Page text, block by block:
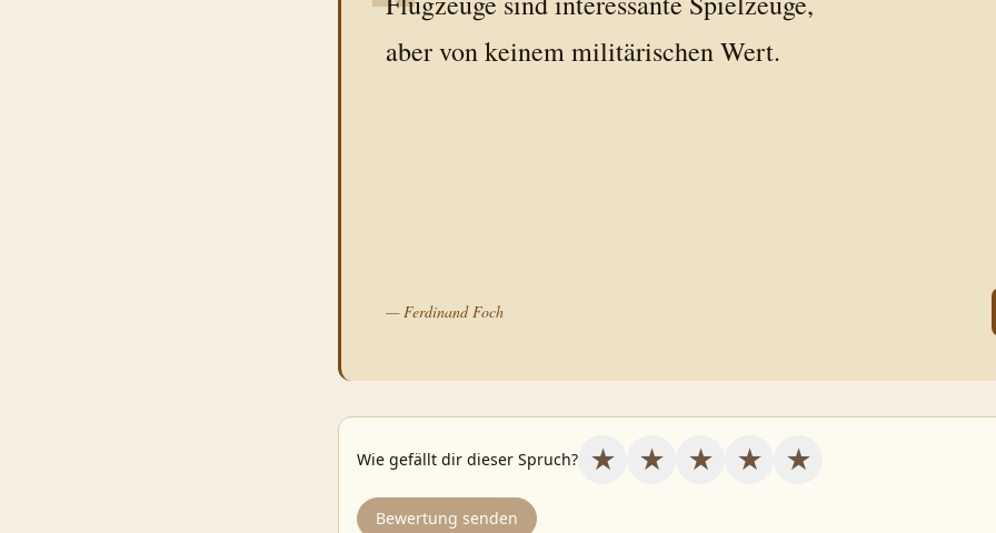
aber von keinem militärischen Wert.
—Ferdinand Foch
Wie gefällt dir dieser Spruch? ★ ★ ★ ★ ★
Bewertung senden